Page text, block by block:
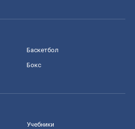
Баскетбол
Бокс
Учебники